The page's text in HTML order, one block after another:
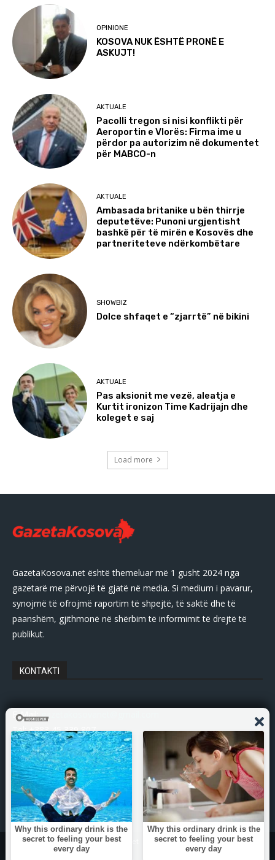
OPINIONE
KOSOVA NUK ËSHTË PRONË E
ASKUJT!
AKTUALE
Pacolli tregon si nisi konflikti për
Aeroportin e Vlorës: Firma ime u
përdor pa autorizim në dokumentet
për MABCO-n
AKTUALE
Ambasada britanike u bën thirrje
deputetëve: Punoni urgjentisht
bashkë për të mirën e Kosovës dhe
partneriteteve ndërkombëtare
SHOWBIZ
Dolce shfaqet e “zjarrtë” në bikini
AKTUALE
Pas aksionit me vezë, aleatja e
Kurtit ironizon Time Kadrijajn dhe
koleget e saj
Load more
GazetaKosova.net është themeluar më 1 gusht 2024 nga
gazetarë me përvojë të gjatë në media. Si medium i pavarur,
synojmë të ofrojmë raportim të shpejtë, të saktë dhe të
paanshëm, gjithmonë në shërbim të informimit të drejtë të
publikut.
KONTAKTI
E-Mail:gazetakosovanet@gmail.com
Tel: +383 45 339 807
© Copyright - 2025 Gazetakosova.net
Zhvilluar nga: